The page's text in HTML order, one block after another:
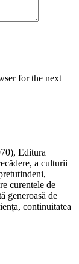
for the next
Editura
a culturii
curentele de
generoasă de
continuitatea